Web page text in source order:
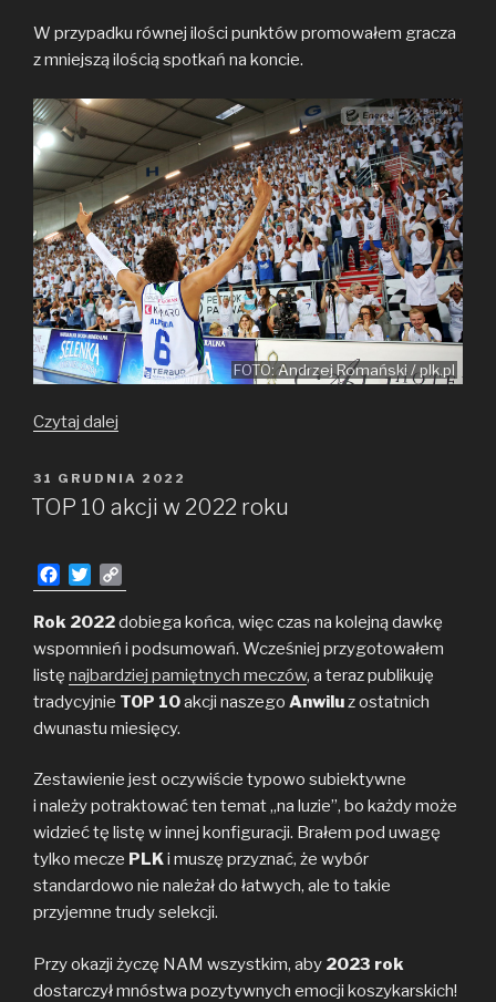
W przypadku równej ilości punktów promowałem gracza
z mniejszą ilością spotkań na koncie.
FOTO: Andrzej Romański / plk.pl
Czytaj dalej
po sześciu
sezonach
OPUBLIKOWANE
W
31 GRUDNIA 2022
TOP 10 akcji w 2022 roku
a
c
o
o
k
w
i
e
r
o
p
y
L
i
n
k
Rok 2022dobiega końca, więc czas na kolejną dawkę
wspomnień i podsumowań. Wcześniej przygotowałem
listę najbardziej pamiętnych meczów, a teraz publikuję
tradycyjnie TOP 10akcji naszego Anwiluz ostatnich
dwunastu miesięcy.
Zestawienie jest oczywiście typowo subiektywne
i należy potraktować ten temat „na luzie”, bo każdy może
widzieć tę listę w innej konfiguracji. Brałem pod uwagę
tylko mecze PLKi muszę przyznać, że wybór
standardowo nie należał do łatwych, ale to takie
przyjemne trudy selekcji.
Przy okazji życzę NAM wszystkim, aby 2023 rok
dostarczył mnóstwa pozytywnych emocji koszykarskich!